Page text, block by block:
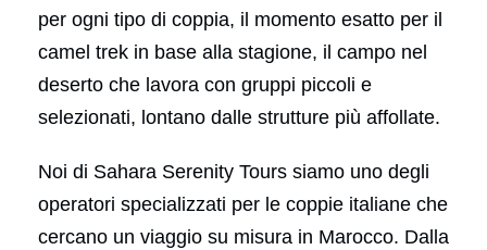
per ogni tipo di coppia, il momento esatto per il
camel trek in base alla stagione, il campo nel
deserto che lavora con gruppi piccoli e
selezionati, lontano dalle strutture più affollate.
Noi di Sahara Serenity Tours siamo uno degli
operatori specializzati per le coppie italiane che
cercano un viaggio su misura in Marocco. Dalla